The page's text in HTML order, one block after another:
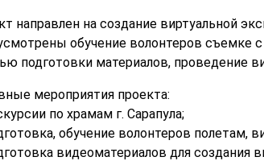
направлен на создание виртуальной
обучение волонтеров съемке
подготовки материалов, проведение
мероприятия проекта:
по храмам г. Сарапула;
обучение волонтеров полетам,
видеоматериалов для создания